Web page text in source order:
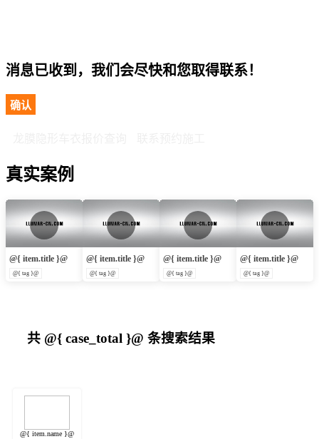
消息已收到，我们会尽快和您取得联系！
确认
真实案例
@{ item.title }@
@{ tag }@
@{ item.title }@
@{ tag }@
@{ item.title }@
@{ tag }@
@{ item.title }@
@{ tag }@
共 @{ case_total }@ 条搜索结果
@{ item.name }@